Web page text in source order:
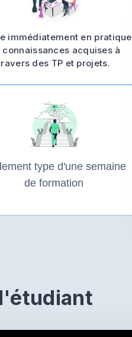
immédiatement en pratique
connaissances acquises à
des TP et projets.
type d'une semaine
de formation